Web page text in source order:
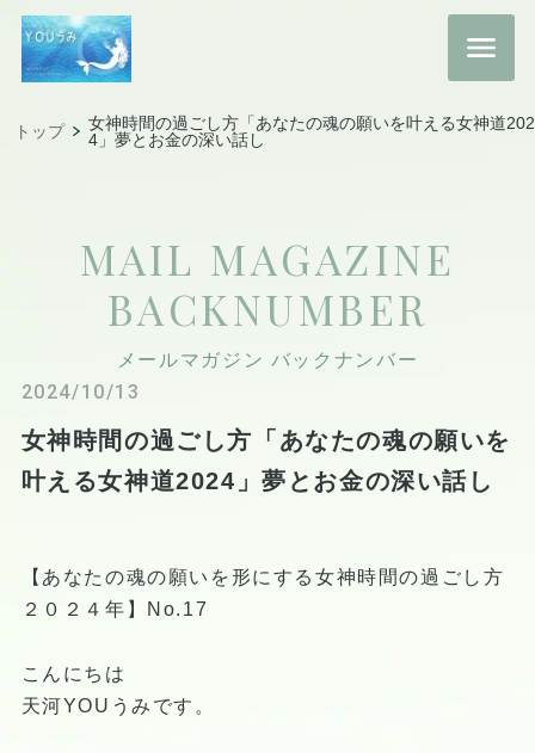
トップ
女神時間の過ごし方「あなたの魂の願いを叶える女神道202
4」夢とお金の深い話し
MAIL MAGAZINE
BACKNUMBER
メールマガジン バックナンバー
2024/10/13
女神時間の過ごし方「あなたの魂の願いを
叶える女神道2024」夢とお金の深い話し
【あなたの魂の願いを形にする女神時間の過ごし方
２０２４年】No.17
こんにちは
天河YOUうみです。